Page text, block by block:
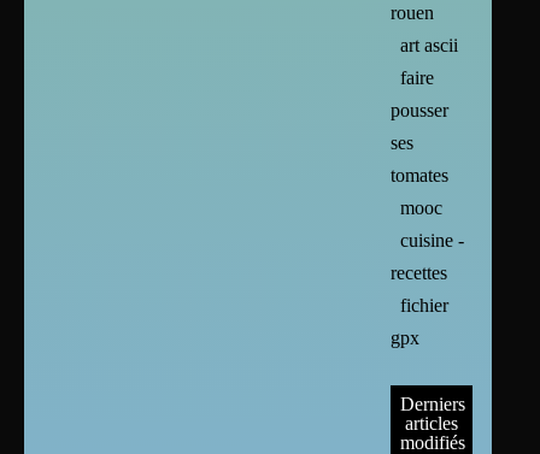
rouen
art ascii
faire
pousser
ses
tomates
mooc
cuisine -
recettes
fichier
gpx
Derniers
articles
modifiés